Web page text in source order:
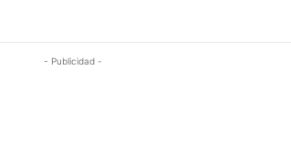
- Publicidad -